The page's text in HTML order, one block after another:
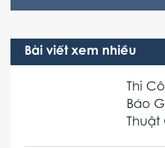
Bài viết xem nhiều
Thi
Báo
Thuật